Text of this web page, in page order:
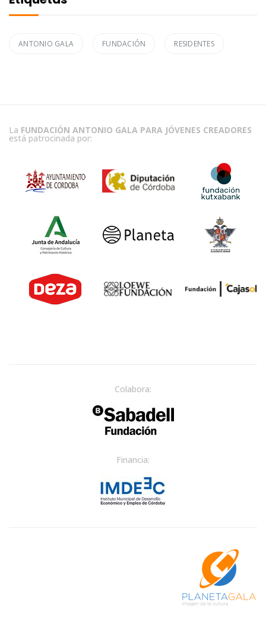
ANTONIO GALA FUNDACIÓN RESIDENTES
La FUNDACIÓN ANTONIO GALA PARA JÓVENES CREADORES
está patrocinada por:
Colabora:
Financia: